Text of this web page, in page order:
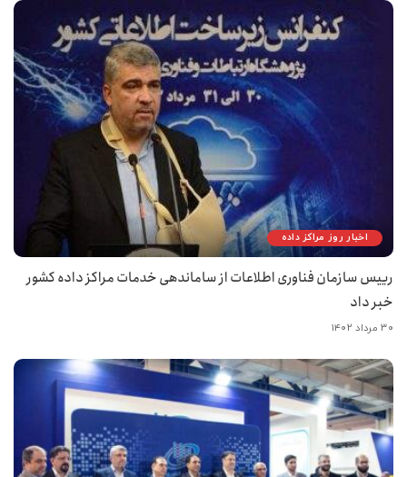
اخبار روز مراکز داده
رییس سازمان فناوری اطلاعات از ساماندهی خدمات مراکز داده کشور
خبر داد
۳۰ مرداد ۱۴۰۲